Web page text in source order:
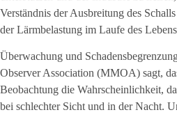
Verständnis der Ausbreitung des
der Lärmbelastung im Laufe des
Überwachung und
Observer Association (MMOA) sagt,
Beobachtung die Wahrscheinlichkeit,
bei schlechter Sicht und in der Nacht.